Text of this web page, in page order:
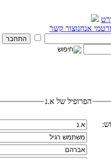
מי אנחנוצור קשר
הפרופיל של א.נ